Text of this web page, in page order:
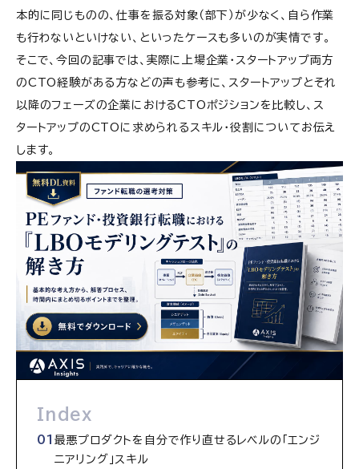
本的に同じものの、仕事を振る対象（部下）が少なく、自ら作業
も行わないといけない、といったケースも多いのが実情です。
そこで、今回の記事では、実際に上場企業・スタートアップ両方
のCTO経験がある方などの声も参考に、スタートアップとそれ
以降のフェーズの企業におけるCTOポジションを比較し、ス
タートアップのCTOに求められるスキル・役割についてお伝え
します。
Index
最悪プロダクトを自分で作り直せるレベルの「エンジ
ニアリング」スキル